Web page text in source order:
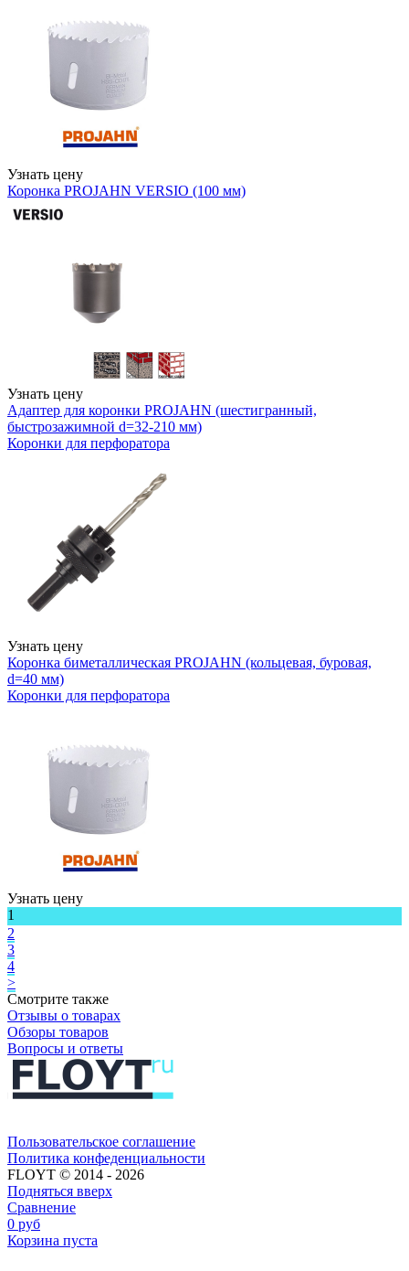
Узнать цену
Коронка PROJAHN VERSIO (100 мм)
Узнать цену
Адаптер для коронки PROJAHN (шестигранный,
быстрозажимной d=32-210 мм)
Коронки для перфоратора
Узнать цену
Коронка биметаллическая PROJAHN (кольцевая, буровая,
d=40 мм)
Коронки для перфоратора
Узнать цену
1
2
3
4
>
Смотрите также
Отзывы о товарах
Обзоры товаров
Вопросы и ответы
Пользовательское соглашение​​
Политика конфеденциальности​
FLOYT © 2014 - 2026
Подняться вверх
Сравнение
0 руб
Корзина пуста